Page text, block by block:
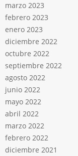
marzo 2023
febrero 2023
enero 2023
diciembre 2022
octubre 2022
septiembre 2022
agosto 2022
junio 2022
mayo 2022
abril 2022
marzo 2022
febrero 2022
diciembre 2021